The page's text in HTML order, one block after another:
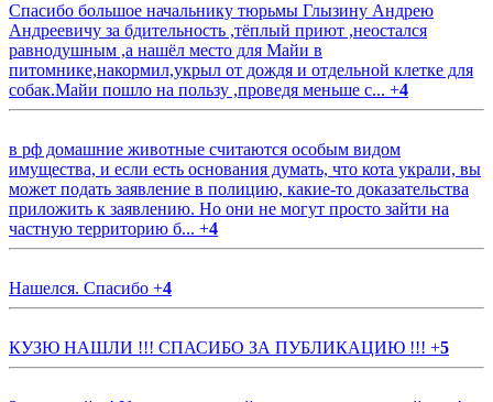
Спасибо большое начальнику тюрьмы Глызину Андрею
Андреевичу за бдительность ,тёплый приют ,неостался
равнодушным ,а нашёл место для Майи в
питомнике,накормил,укрыл от дождя и отдельной клетке для
собак.Майи пошло на пользу ,проведя меньше с... +4
в рф домашние животные считаются особым видом
имущества, и если есть основания думать, что кота украли, вы
может подать заявление в полицию, какие-то доказательства
приложить к заявлению. Но они не могут просто зайти на
частную территорию б... +4
Нашелся. Спасибо +4
КУЗЮ НАШЛИ !!! СПАСИБО ЗА ПУБЛИКАЦИЮ !!! +5